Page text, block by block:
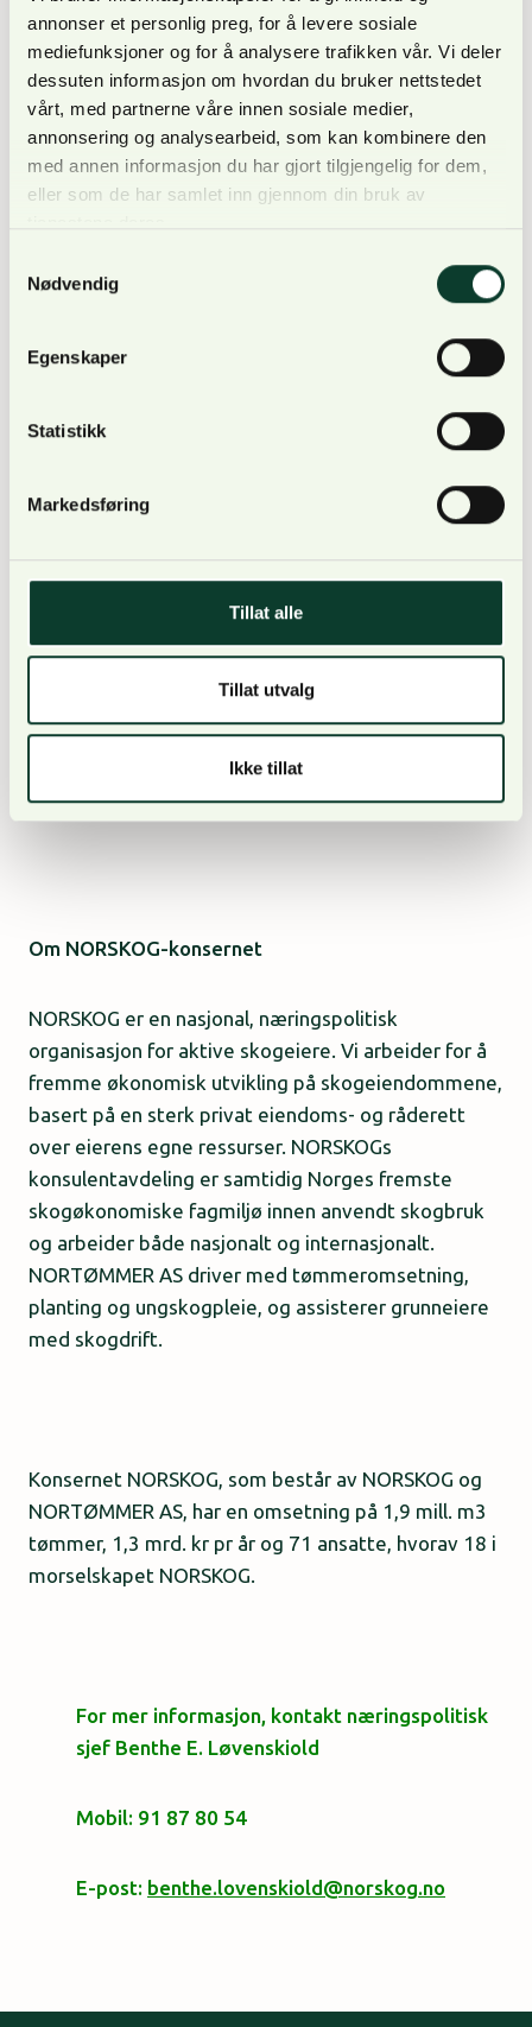
annonser et personlig preg, for å levere sosiale
mediefunksjoner og for å analysere trafikken vår. Vi deler
dessuten informasjon om hvordan du bruker nettstedet
vårt, med partnerne våre innen sosiale medier,
annonsering og analysearbeid, som kan kombinere den
med annen informasjon du har gjort tilgjengelig for dem,
eller som de har samlet inn gjennom din bruk av
Nødvendig
Egenskaper
Statistikk
Markedsføring
Tillat alle
Tillat utvalg
Ikke tillat
Erfaring med Adobe InDesign er ønskelig
Det er ingen søknadsfrist, vi ansetter når vi har
funnet riktig person.
konkurransedyktige vilkår og et trivelig arbeidsmiljø
Vi har gode pensjonsordninger, og en fordelaktig
etter en grundig og upartisk undersøkelse fra Great
, og vi har en organisasjonskultur
preget av rettferdighet og gjensidig tillit.
Om NORSKOG-konsernet
NORSKOG er en nasjonal, næringspolitisk
organisasjon for aktive skogeiere. Vi arbeider for å
fremme økonomisk utvikling på skogeiendommene,
basert på en sterk privat eiendoms- og råderett
over eierens egne ressurser. NORSKOGs
konsulentavdeling er samtidig Norges fremste
skogøkonomiske fagmiljø innen anvendt skogbruk
og arbeider både nasjonalt og internasjonalt.
NORTØMMER AS driver med tømmeromsetning,
planting og ungskogpleie, og assisterer grunneiere
med skogdrift.
Konsernet NORSKOG, som består av NORSKOG og
NORTØMMER AS, har en omsetning på 1,9 mill. m3
tømmer, 1,3 mrd. kr pr år og 71 ansatte, hvorav 18 i
morselskapet NORSKOG.
For mer informasjon, kontakt næringspolitisk
sjef Benthe E. Løvenskiold
Mobil: 91 87 80 54
E-post: benthe.lovenskiold@norskog.no